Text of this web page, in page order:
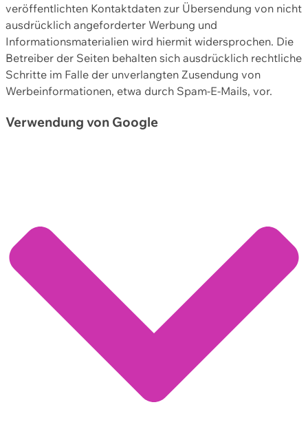
veröffentlichten Kontaktdaten zur Übersendung von nicht
ausdrücklich angeforderter Werbung und
Informationsmaterialien wird hiermit widersprochen. Die
Betreiber der Seiten behalten sich ausdrücklich rechtliche
Schritte im Falle der unverlangten Zusendung von
Werbeinformationen, etwa durch Spam-E-Mails, vor.
Verwendung von Google